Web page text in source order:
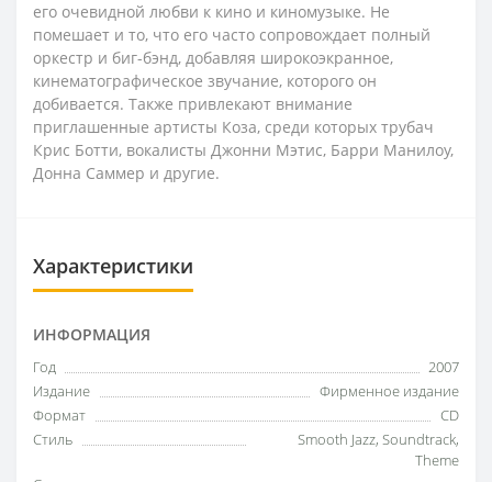
его очевидной любви к кино и киномузыке. Не
помешает и то, что его часто сопровождает полный
оркестр и биг-бэнд, добавляя широкоэкранное,
кинематографическое звучание, которого он
добивается. Также привлекают внимание
приглашенные артисты Коза, среди которых трубач
Крис Ботти, вокалисты Джонни Мэтис, Барри Манилоу,
Донна Саммер и другие.
Характеристики
ИНФОРМАЦИЯ
Год
2007
Издание
Фирменное издание
Формат
CD
Стиль
Smooth Jazz, Soundtrack,
Theme